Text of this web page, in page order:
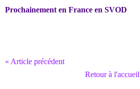
Prochainement en France en SVOD
« Article précédent
Retour à l'accueil